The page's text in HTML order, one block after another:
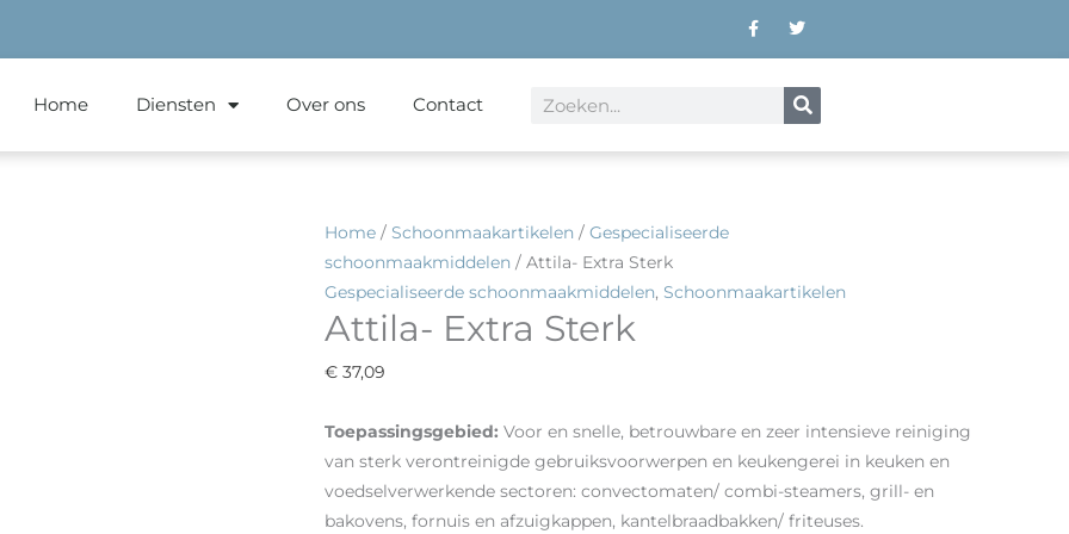
F
a
-
T
w
t
e
r
Home Diensten Over ons Contact Zoeken
Home / Schoonmaakartikelen / Gespecialiseerde
schoonmaakmiddelen / Attila- Extra Sterk
Gespecialiseerde schoonmaakmiddelen, Schoonmaakartikelen
Attila- Extra Sterk
€ 37,09
Toepassingsgebied: Voor en snelle, betrouwbare en zeer intensieve reiniging
van sterk verontreinigde gebruiksvoorwerpen en keukengerei in keuken en
voedselverwerkende sectoren: convectomaten/ combi-steamers, grill- en
bakovens, fornuis en afzuigkappen, kantelbraadbakken/ friteuses.
Attila-
Extra
Sterk
aantal